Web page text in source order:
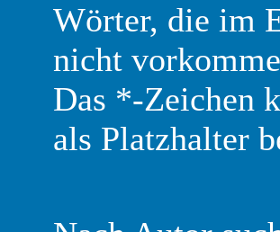
Wörter, die im
nicht
Das *-Zeichen
als Platzhalter